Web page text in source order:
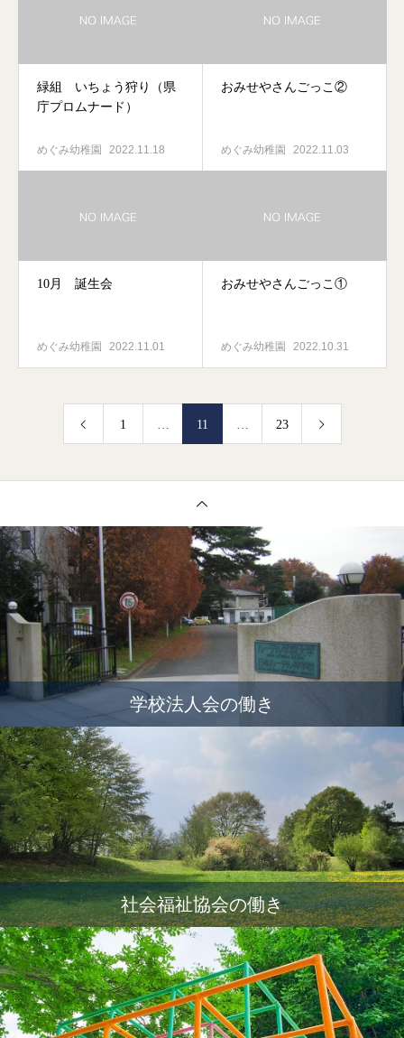
緑組 いちょう狩り（県
庁プロムナード）
めぐみ幼稚園 2022.11.18
おみせやさんごっこ②
めぐみ幼稚園 2022.11.03
10月 誕生会
めぐみ幼稚園 2022.11.01
おみせやさんごっこ①
めぐみ幼稚園 2022.10.31
1 … 11 … 23
学校法人会の働き
社会福祉協会の働き